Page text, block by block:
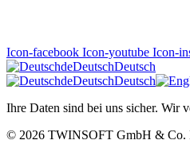
Icon-facebook Icon-youtube Icon-
deDeutschDeutsch
deDeutschDeutsch
Ihre Daten sind bei uns sicher. Wir
© 2026 TWINSOFT GmbH & Co.